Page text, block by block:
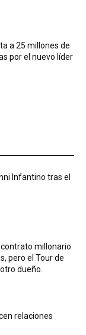
a 25 millones de
por el nuevo líder
Infantino tras el
millonario
pero el Tour de
dueño.
relaciones